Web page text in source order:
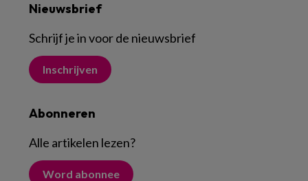
Nieuwsbrief
Schrijf je in voor de nieuwsbrief
Inschrijven
Abonneren
Alle artikelen lezen?
Word abonnee